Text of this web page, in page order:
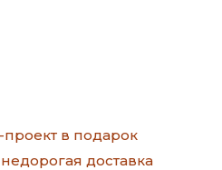
в подарок
доставка